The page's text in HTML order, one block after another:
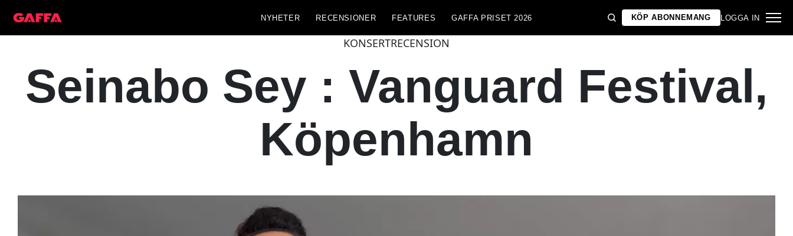
NYHETER RECENSIONER FEATURES GAFFA PRISET 2026 KÖP ABONNEMANG LOGGA IN
KONSERTRECENSION
Seinabo Sey : Vanguard Festival,
Köpenhamn